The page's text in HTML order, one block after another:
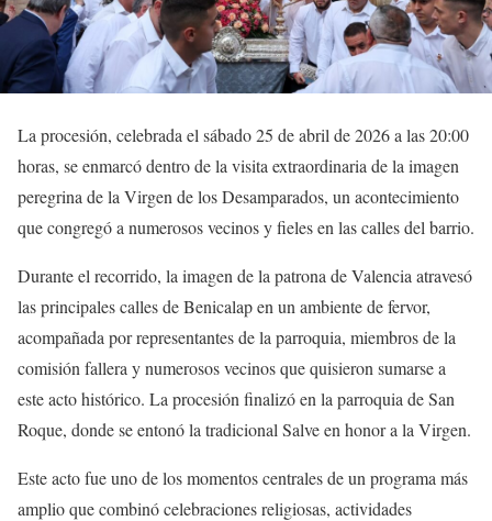
La procesión, celebrada el sábado 25 de abril de 2026 a las 20:00
horas, se enmarcó dentro de la visita extraordinaria de la imagen
peregrina de la Virgen de los Desamparados, un acontecimiento
que congregó a numerosos vecinos y fieles en las calles del barrio.
Durante el recorrido, la imagen de la patrona de Valencia atravesó
las principales calles de Benicalap en un ambiente de fervor,
acompañada por representantes de la parroquia, miembros de la
comisión fallera y numerosos vecinos que quisieron sumarse a
este acto histórico. La procesión finalizó en la parroquia de San
Roque, donde se entonó la tradicional Salve en honor a la Virgen.
Este acto fue uno de los momentos centrales de un programa más
amplio que combinó celebraciones religiosas, actividades